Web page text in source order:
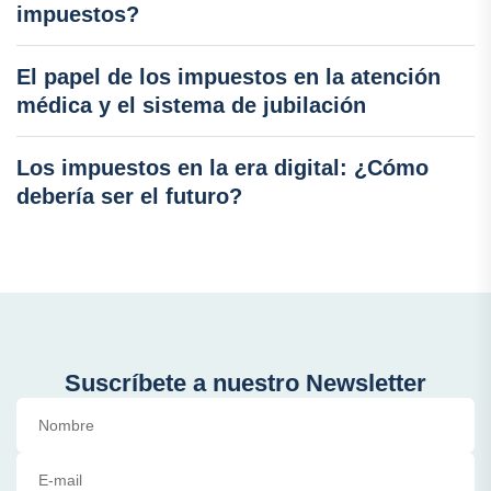
impuestos?
El papel de los impuestos en la atención
médica y el sistema de jubilación
Los impuestos en la era digital: ¿Cómo
debería ser el futuro?
Suscríbete a nuestro Newsletter